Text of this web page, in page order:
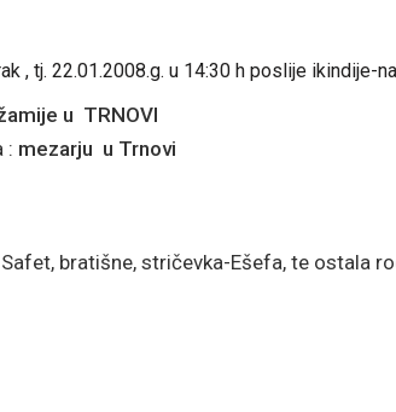
, tj. 22.01.2008.g. u 14:30 h poslije ikindije-
u TRNOVI
: mezarju u Trnovi
bratišne, stričevka-Ešefa, te ostala